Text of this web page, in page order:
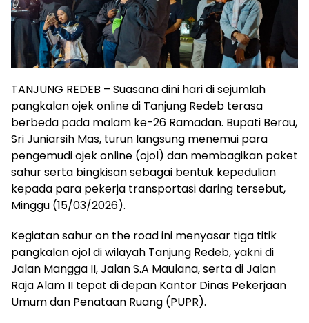
TANJUNG REDEB – Suasana dini hari di sejumlah
pangkalan ojek online di Tanjung Redeb terasa
berbeda pada malam ke-26 Ramadan. Bupati Berau,
Sri Juniarsih Mas, turun langsung menemui para
pengemudi ojek online (ojol) dan membagikan paket
sahur serta bingkisan sebagai bentuk kepedulian
kepada para pekerja transportasi daring tersebut,
Minggu (15/03/2026).
Kegiatan sahur on the road ini menyasar tiga titik
pangkalan ojol di wilayah Tanjung Redeb, yakni di
Jalan Mangga II, Jalan S.A Maulana, serta di Jalan
Raja Alam II tepat di depan Kantor Dinas Pekerjaan
Umum dan Penataan Ruang (PUPR).